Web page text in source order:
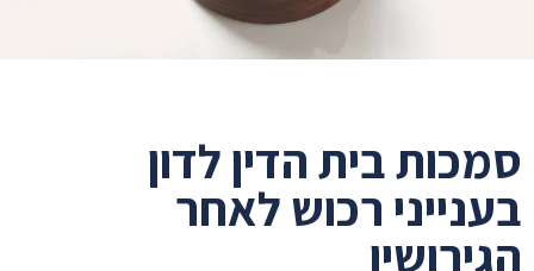
סמכות בית הדין לדון
בענייני רכוש לאחר
הגירושין